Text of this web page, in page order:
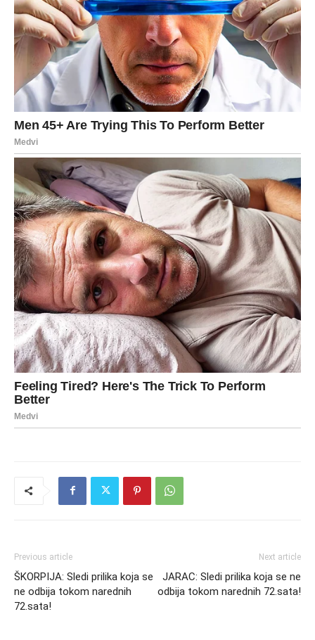
Previous article
ŠKORPIJA: Sledi prilika koja se
ne odbija tokom narednih
72.sata!
Next article
JARAC: Sledi prilika koja se ne
odbija tokom narednih 72.sata!